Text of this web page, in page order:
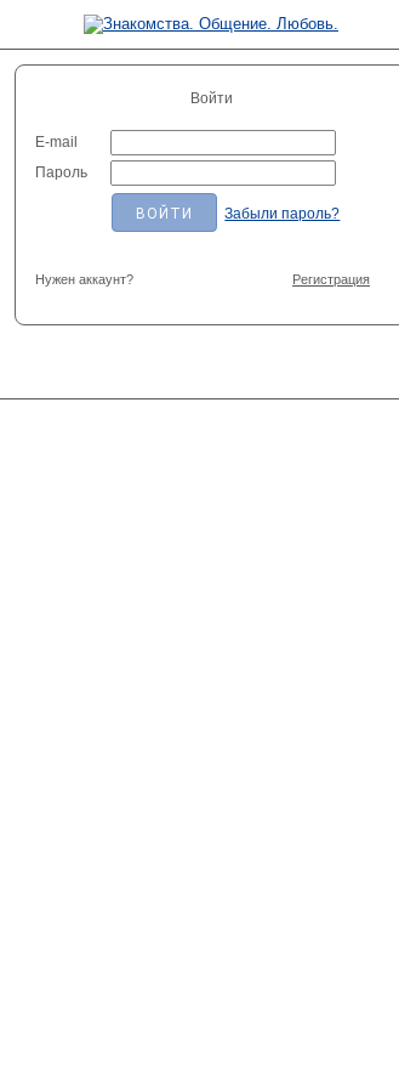
Войти
E-mail
Пароль
Забыли пароль?
Нужен аккаунт? Регистрация